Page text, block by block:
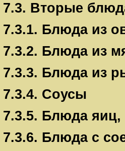
7.3. Вторые
7.3.1. Блюда из
7.3.2. Блюда из
7.3.3. Блюда из
7.3.4. Соусы
7.3.5. Блюда яиц,
7.3.6. Блюда с